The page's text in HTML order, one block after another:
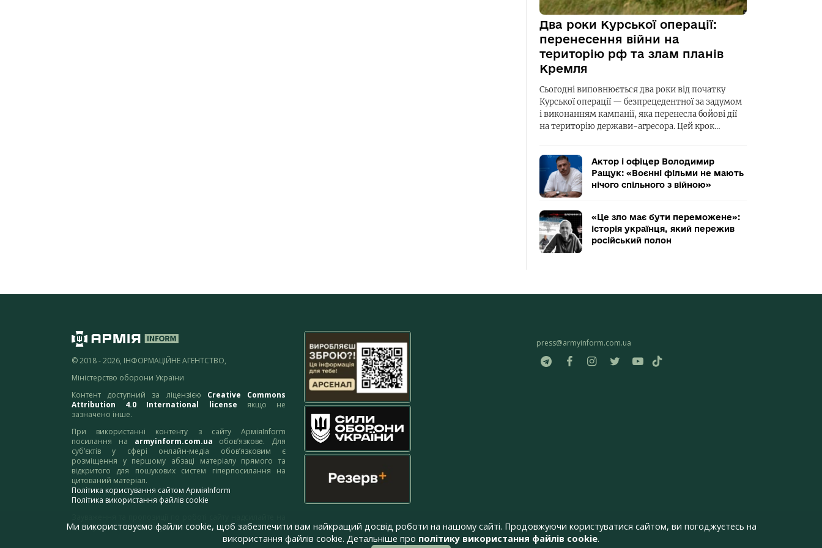
Два роки Курської операції:
перенесення війни на
територію рф та злам планів
Кремля
Сьогодні виповнюється два роки від початку
Курської операції — безпрецедентної за задумом
і виконанням кампанії, яка перенесла бойові дії
на територію держави-агресора. Цей крок…
Актор і офіцер Володимир
Ращук: «Воєнні фільми не мають
нічого спільного з війною»
«Це зло має бути переможене»:
історія українця, який пережив
російський полон
© 2018 - 2026, ІНФОРМАЦІЙНЕ АГЕНТСТВО,
Міністерство оборони України
Контент доступний за ліцензією Creative Commons
Attribution 4.0 International license якщо не
зазначено інше.
При використанні контенту з сайту АрміяInform
посилання на armyinform.com.ua обов’язкове. Для
суб’єктів у сфері онлайн-медіа обов’язковим є
розміщення у першому абзаці матеріалу прямого та
відкритого для пошукових систем гіперпосилання на
цитований матеріал.
Політика користування сайтом АрміяInform
Політика використання файлів cookie
адресу:webmaster@armyinform.com.ua
press@armyinform.com.ua
Ми використовуємо файли cookie, щоб забезпечити вам найкращий досвід роботи на нашому сайті. Продовжуючи користуватися сайтом, ви погоджуєтесь на
використання файлів cookie. Детальніше про політику використання файлів cookie.